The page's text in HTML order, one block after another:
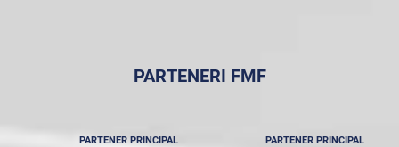
PARTENERI FMF
PARTENER PRINCIPAL PARTENER PRINCIPAL